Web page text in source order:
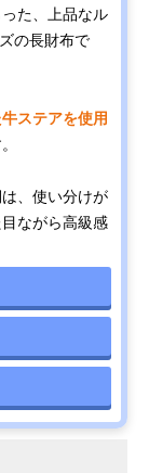
た、上品なル
の長財布で
ステアを使用
、使い分けが
ながら高級感